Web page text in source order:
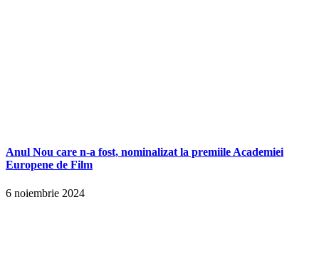
Anul Nou care n-a fost, nominalizat la premiile Academiei
Europene de Film
6 noiembrie 2024